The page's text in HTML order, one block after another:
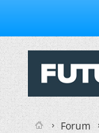
Forum